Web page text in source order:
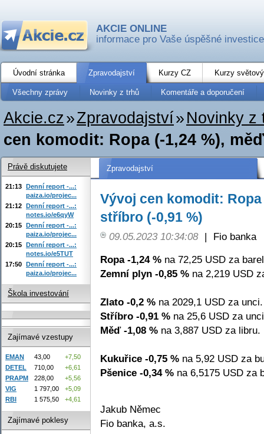
AKCIE ONLINE
informace pro Vaše úspěšné investice
Úvodní stránka Zpravodajství Kurzy CZ Kurzy
Všechny zprávy Novinky z trhů Komentáře a doporučení
Akcie.cz»Zpravodajství» Novinky z
cen komodit: Ropa (-1,24 %),
Zpravodajství
Vývoj cen komodit: Ropa
stříbro (-0,91 %)
09.05.2023 10:34:08 |
Fio banka
Ropa -1,24 % na 72,25 USD za
Zemní plyn -0,85 % na 2,219 USD
Zlato -0,2 % na 2029,1 USD za unci.
Stříbro -0,91 % na 25,6 USD za
Měď -1,08 % na 3,887 USD za libru.
Kukuřice -0,75 % na 5,92 USD za
Pšenice -0,34 % na 6,5175 USD za
Jakub Němec
Fio banka, a.s.
Právě diskutujete
21:13 Denní report -...:
paiza.io/projec...
21:12 Denní report -...:
notes.io/e6qyW
20:15 Denní report -...:
paiza.io/projec...
20:15 Denní report -...:
notes.io/e5TUT
17:50 Denní report -...:
paiza.io/projec...
Škola investování
Zajímavé vzestupy
EMAN 43,00
+7,50
DETEL
710,00
+6,61
PRAPM
228,00
+5,56
VIG
1 797,00
+5,09
RBI
1 575,50 +4,61
Zajímavé poklesy